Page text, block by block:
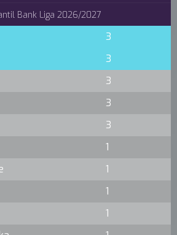
Bank Liga 2026/2027
3
3
3
3
3
1
1
1
1